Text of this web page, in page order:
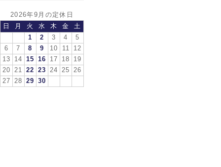
2026年9月の定休日
日
月 火 水 木 金
土
1
2 3 4
5
6
7 8 9 10 11
12
13
14 15 16 17 18
19
20
21 22 23 24 25
26
27
28 29 30